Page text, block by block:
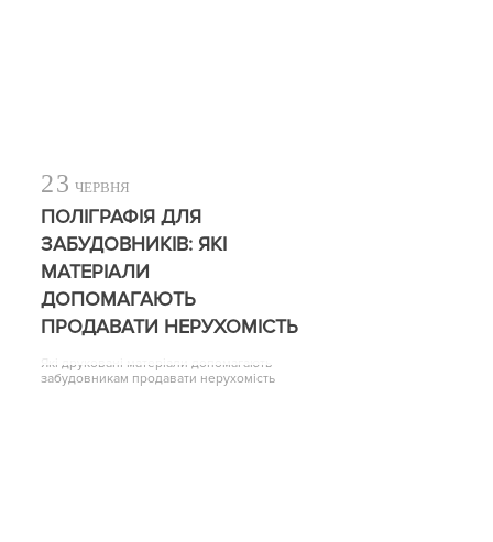
23 ЧЕРВНЯ
ПОЛІГРАФІЯ ДЛЯ
ЗАБУДОВНИКІВ: ЯКІ
МАТЕРІАЛИ
ДОПОМАГАЮТЬ
ПРОДАВАТИ НЕРУХОМІСТЬ
Які друковані матеріали допомагають
забудовникам продавати нерухомість